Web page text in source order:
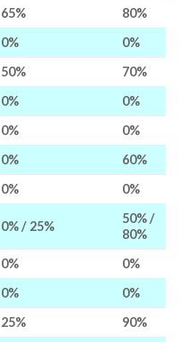
65%
80%
0% 0%
50%
70%
0%
0%
0%
0%
0%
60%
0% 0%
0% / 25%
50% /
80%
0%
0%
0%
0%
25%
90%